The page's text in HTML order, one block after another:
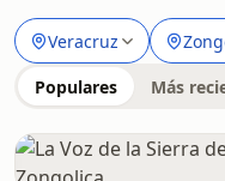
Veracruz
Populares Más